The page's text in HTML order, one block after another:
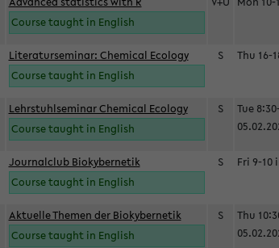
Course taught in English
Literaturseminar: Chemical Ecology
Course taught in English
S Thu 16-
Lehrstuhlseminar Chemical Ecology
Course taught in English
S
Tue
Journalclub Biokybernetik
Course taught in English
S Fri 9-10
Aktuelle Themen der Biokybernetik
Course taught in English
S
Thu